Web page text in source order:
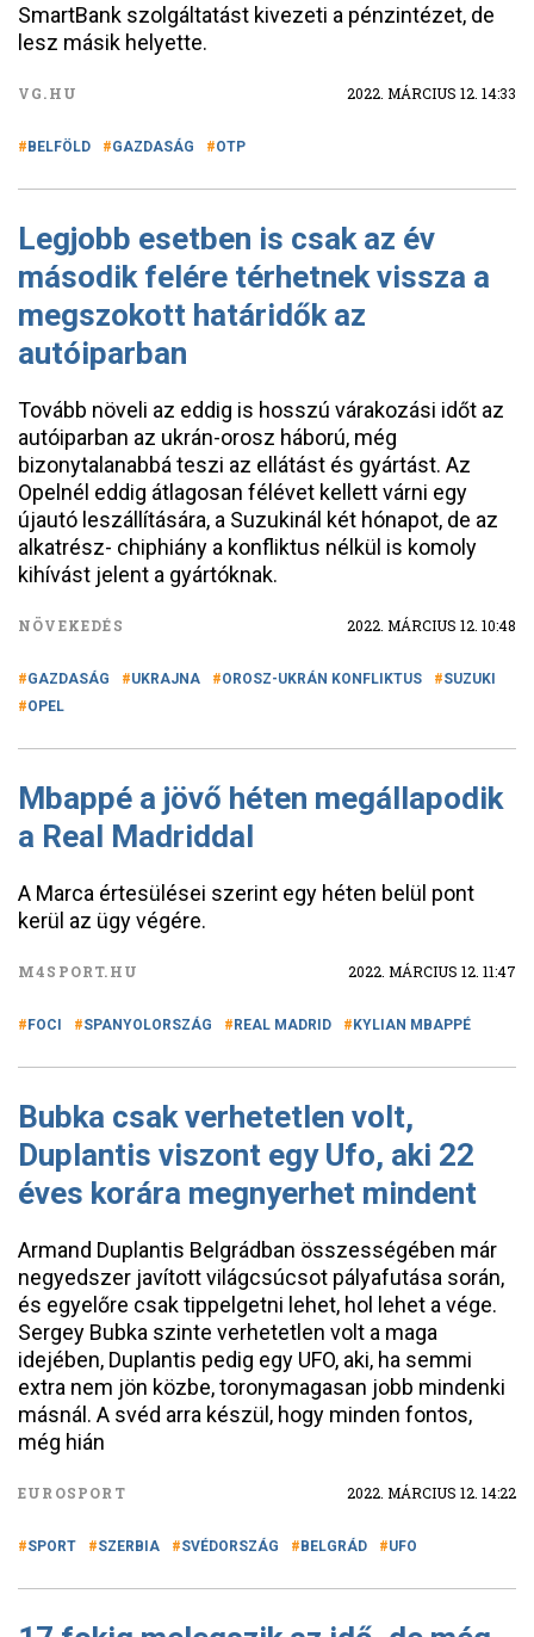
SmartBank szolgáltatást kivezeti a pénzintézet, de
lesz másik helyette.
VG.HU 2022. MÁRCIUS 12. 14:33
BELFÖLD GAZDASÁG OTP
Legjobb esetben is csak az év
második felére térhetnek vissza a
megszokott határidők az
autóiparban
Tovább növeli az eddig is hosszú várakozási időt az
autóiparban az ukrán-orosz háború, még
bizonytalanabbá teszi az ellátást és gyártást. Az
Opelnél eddig átlagosan félévet kellett várni egy
újautó leszállítására, a Suzukinál két hónapot, de az
alkatrész- chiphiány a konfliktus nélkül is komoly
kihívást jelent a gyártóknak.
NÖVEKEDÉS 2022. MÁRCIUS 12. 10:48
GAZDASÁG UKRAJNA OROSZ-UKRÁN KONFLIKTUS
SUZUKI
OPEL
Mbappé a jövő héten megállapodik
a Real Madriddal
A Marca értesülései szerint egy héten belül pont
kerül az ügy végére.
M4SPORT.HU 2022. MÁRCIUS 12. 11:47
FOCI SPANYOLORSZÁG REAL MADRID KYLIAN MBAPPÉ
Bubka csak verhetetlen volt,
Duplantis viszont egy Ufo, aki 22
éves korára megnyerhet mindent
Armand Duplantis Belgrádban összességében már
negyedszer javított világcsúcsot pályafutása során,
és egyelőre csak tippelgetni lehet, hol lehet a vége.
Sergey Bubka szinte verhetetlen volt a maga
idejében, Duplantis pedig egy UFO, aki, ha semmi
extra nem jön közbe, toronymagasan jobb mindenki
másnál. A svéd arra készül, hogy minden fontos,
még hián
EUROSPORT 2022. MÁRCIUS 12. 14:22
SPORT SZERBIA SVÉDORSZÁG BELGRÁD UFO